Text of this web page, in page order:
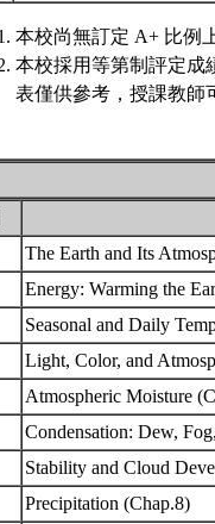
本校尚無訂定 A+ 比例
本校採用等第制評定成
表僅供參考，授課教師
The Earth and Its
Energy: Warming the
Seasonal and Daily
Light, Color, and
Atmospheric Moisture
Condensation: Dew,
Stability and Cloud
Precipitation (Chap.8)